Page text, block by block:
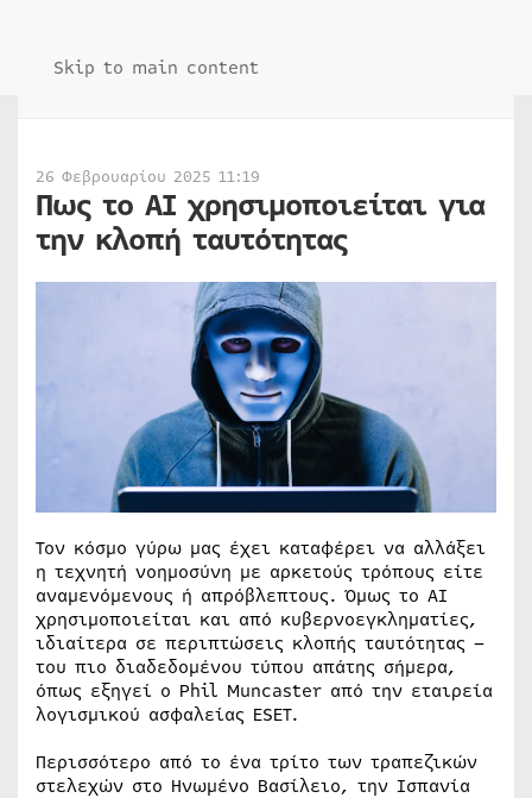
Skip to main content
26 Φεβρουαρίου 2025 11:19
Πως το AI χρησιμοποιείται για
την κλοπή ταυτότητας
Τον κόσμο γύρω μας έχει καταφέρει να αλλάξει
η τεχνητή νοημοσύνη με αρκετούς τρόπους είτε
αναμενόμενους ή απρόβλεπτους. Όμως το AI
χρησιμοποιείται και από κυβερνοεγκληματίες,
ιδιαίτερα σε περιπτώσεις κλοπής ταυτότητας –
του πιο διαδεδομένου τύπου απάτης σήμερα,
όπως εξηγεί ο Phil Muncaster από την εταιρεία
λογισμικού ασφαλείας ESET.
Περισσότερο από το ένα τρίτο των τραπεζικών
στελεχών στο Ηνωμένο Βασίλειο, την Ισπανία